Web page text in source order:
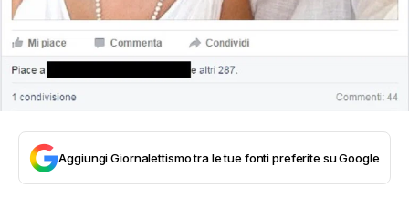
Aggiungi Giornalettismo tra le tue fonti preferite su Google